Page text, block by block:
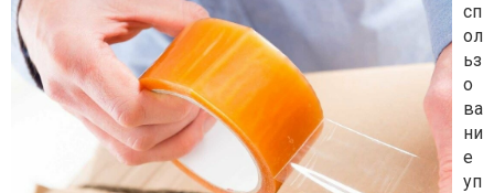
сп
ол
ьз
о
ва
ни
е
уп